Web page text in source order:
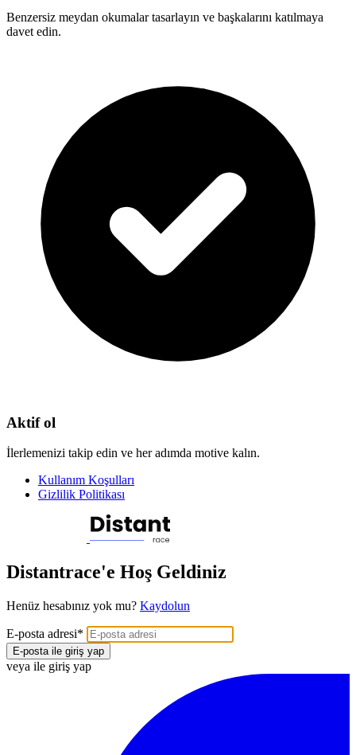
Benzersiz meydan okumalar tasarlayın ve başkalarını katılmaya
davet edin.
Aktif ol
İlerlemenizi takip edin ve her adımda motive kalın.
Kullanım Koşulları
Gizlilik Politikası
Distantrace'e Hoş Geldiniz
Henüz hesabınız yok mu? Kaydolun
E-posta adresi*
E-posta ile giriş yap
veya ile giriş yap